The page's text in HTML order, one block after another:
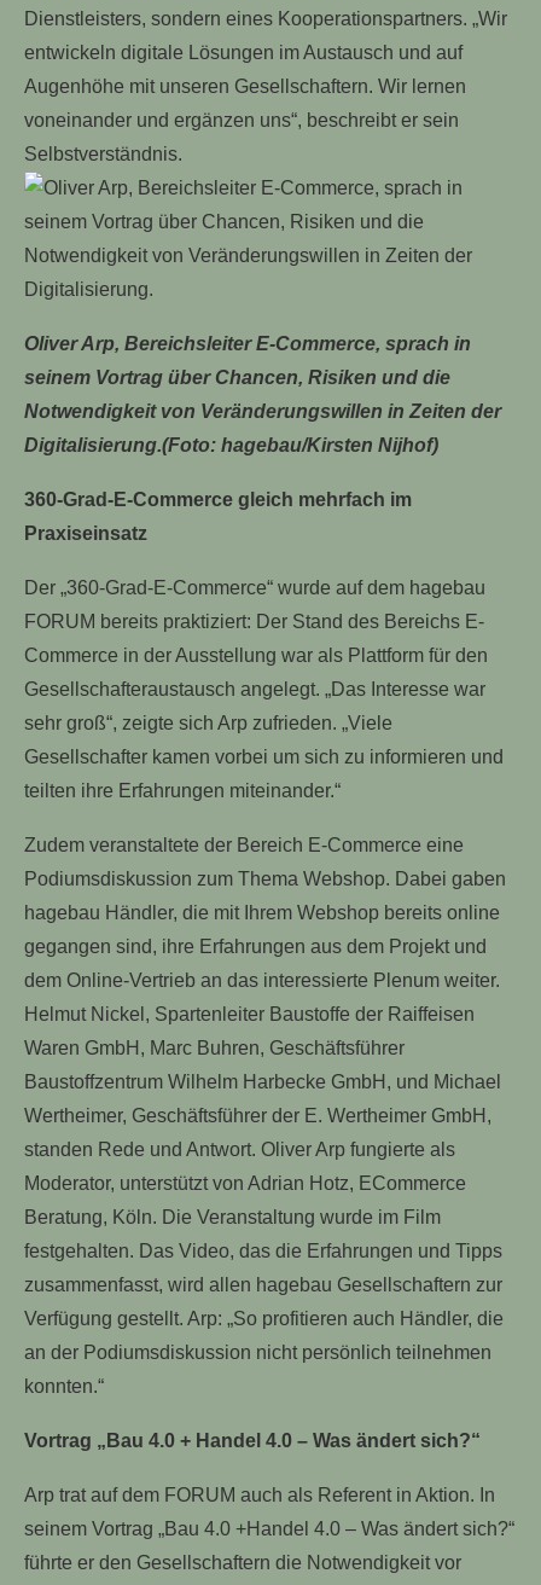
Dienstleisters, sondern eines Kooperationspartners. „Wir
entwickeln digitale Lösungen im Austausch und auf
Augenhöhe mit unseren Gesellschaftern. Wir lernen
voneinander und ergänzen uns“, beschreibt er sein
Selbstverständnis.
Oliver Arp, Bereichsleiter E-Commerce, sprach in
seinem Vortrag über Chancen, Risiken und die
Notwendigkeit von Veränderungswillen in Zeiten der
Digitalisierung.(Foto: hagebau/Kirsten Nijhof)
360-Grad-E-Commerce gleich mehrfach im
Praxiseinsatz
Der „360-Grad-E-Commerce“ wurde auf dem hagebau
FORUM bereits praktiziert: Der Stand des Bereichs E-
Commerce in der Ausstellung war als Plattform für den
Gesellschafteraustausch angelegt. „Das Interesse war
sehr groß“, zeigte sich Arp zufrieden. „Viele
Gesellschafter kamen vorbei um sich zu informieren und
teilten ihre Erfahrungen miteinander.“
Zudem veranstaltete der Bereich E-Commerce eine
Podiumsdiskussion zum Thema Webshop. Dabei gaben
hagebau Händler, die mit Ihrem Webshop bereits online
gegangen sind, ihre Erfahrungen aus dem Projekt und
dem Online-Vertrieb an das interessierte Plenum weiter.
Helmut Nickel, Spartenleiter Baustoffe der Raiffeisen
Waren GmbH, Marc Buhren, Geschäftsführer
Baustoffzentrum Wilhelm Harbecke GmbH, und Michael
Wertheimer, Geschäftsführer der E. Wertheimer GmbH,
standen Rede und Antwort. Oliver Arp fungierte als
Moderator, unterstützt von Adrian Hotz, ECommerce
Beratung, Köln. Die Veranstaltung wurde im Film
festgehalten. Das Video, das die Erfahrungen und Tipps
zusammenfasst, wird allen hagebau Gesellschaftern zur
Verfügung gestellt. Arp: „So profitieren auch Händler, die
an der Podiumsdiskussion nicht persönlich teilnehmen
konnten.“
Vortrag „Bau 4.0 + Handel 4.0 – Was ändert sich?“
Arp trat auf dem FORUM auch als Referent in Aktion. In
seinem Vortrag „Bau 4.0 +Handel 4.0 – Was ändert sich?“
führte er den Gesellschaftern die Notwendigkeit vor